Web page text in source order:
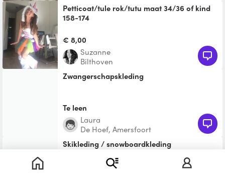
Petticoat/tule rok/tutu maat 34/36 of kind
158-174
€ 8,00
Suzanne
Bilthoven
zwangerschapskleding
Te leen
Laura
De Hoef, Amersfoort
Skikleding / snowboardkleding